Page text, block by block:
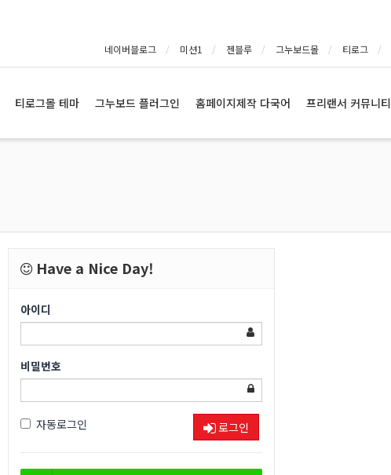
네이버블로그 미션1 젠블루 그누보드몰 티로그
티로그몰 테마 그누보드 플러그인 홈페이지제작 다국어 프리랜서 커뮤니티
Have a Nice Day!
아이디
비밀번호
자동로그인 로그인